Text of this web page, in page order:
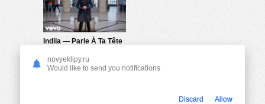
Indila — Parle À Ta Tête
novyeklipy.ru
Would like to send you notifications
Discard Allow